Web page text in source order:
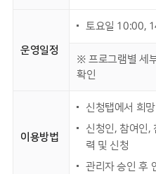
운영일정
토요일 10:00,
※ 프로그램별 세
확인
이용방법
신청탭에서 희
신청인, 참여인,
력 및 신청
관리자 승인 후